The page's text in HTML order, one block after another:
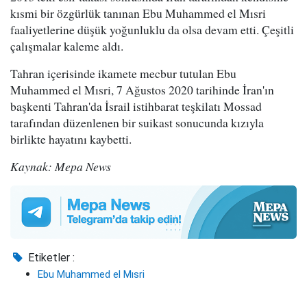
kısmi bir özgürlük tanınan Ebu Muhammed el Mısri
faaliyetlerine düşük yoğunluklu da olsa devam etti. Çeşitli
çalışmalar kaleme aldı.
Tahran içerisinde ikamete mecbur tutulan Ebu
Muhammed el Mısri, 7 Ağustos 2020 tarihinde İran'ın
başkenti Tahran'da İsrail istihbarat teşkilatı Mossad
tarafından düzenlenen bir suikast sonucunda kızıyla
birlikte hayatını kaybetti.
Kaynak: Mepa News
Etiketler :
Ebu Muhammed el Mısri